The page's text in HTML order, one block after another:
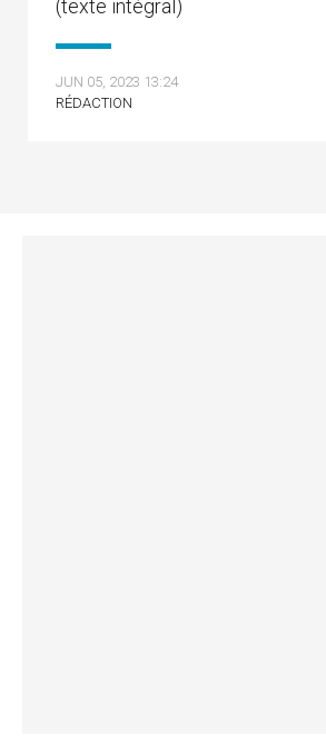
(texte intégral)
JUN 05, 2023 13:24
RÉDACTION